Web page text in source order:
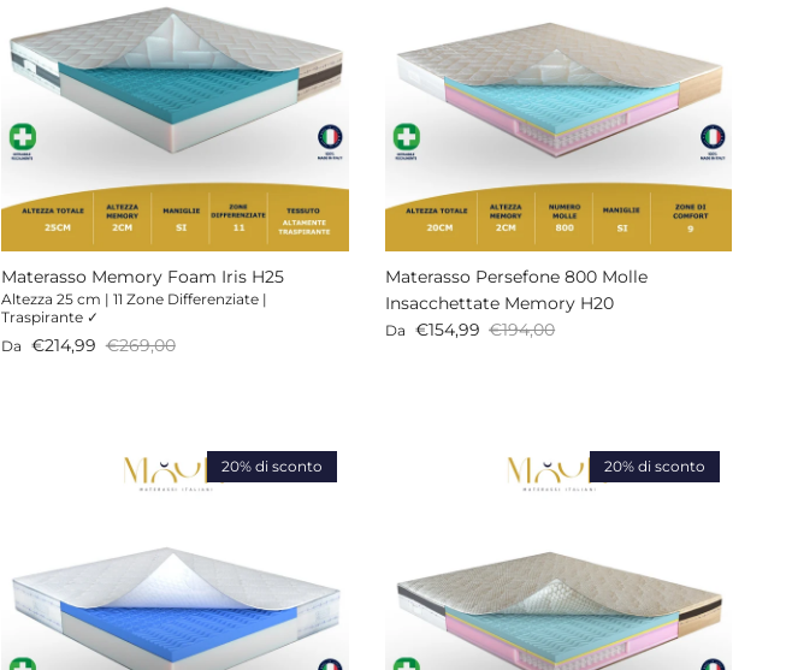
Materasso Memory Foam Iris H25
Altezza 25 cm | 11 Zone Differenziate |
Traspirante ✓
Prezzo di vendita
Da €214,99 Prezzo normale
€269,00
Materasso Persefone 800 Molle
Insacchettate Memory H20
Prezzo di vendita
Da €154,99 Prezzo normale
€194,00
20% di sconto 20% di sconto